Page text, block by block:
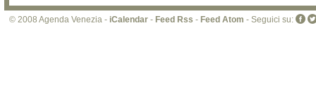
di
sito
© 2008 Agenda Venezia - iCalendar - Feed Rss - Feed Atom - Seguici su: